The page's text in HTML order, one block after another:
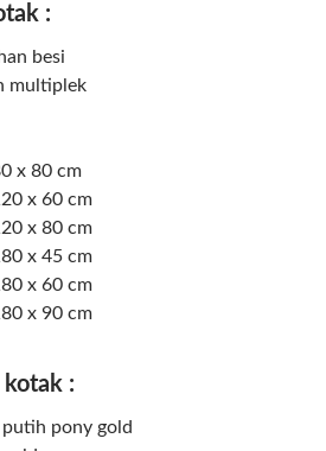
:
besi
multiplek
x 80 cm
x 60 cm
x 80 cm
x 45 cm
x 60 cm
x 90 cm
kotak :
pony gold